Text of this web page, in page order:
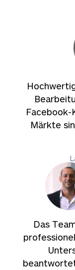
Facebook-
Märkte
Das